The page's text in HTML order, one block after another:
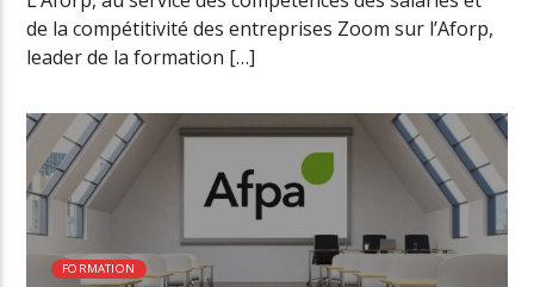
de la compétitivité des entreprises Zoom sur l’Aforp,
leader de la formation […]
01:48 READ TIME
FORMATION